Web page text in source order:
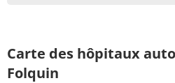
Carte des hôpitaux
Folquin